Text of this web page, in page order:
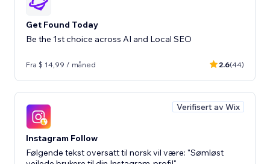
Get Found Today
Be the 1st choice across AI and Local SEO
Fra $ 14,99 / måned 2.6(44)
Verifisert av Wix
Instagram Follow
Følgende tekst oversatt til norsk vil være: "Sømløst